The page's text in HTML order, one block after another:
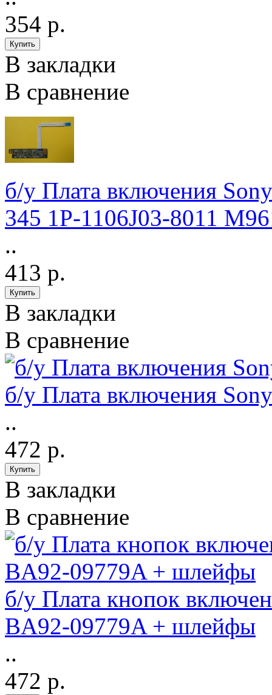
354 р.
В закладки
В сравнение
б/у Плата включения
345 1P-1106J03-8011
..
413 р.
В закладки
В сравнение
б/у Плата включения
..
472 р.
В закладки
В сравнение
б/у Плата кнопок
BA92-09779A + шлейфы
..
472 р.